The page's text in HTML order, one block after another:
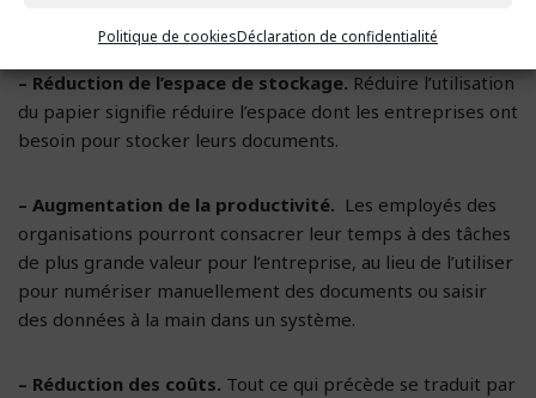
Politique de cookiesDéclaration de confidentialité
– Réduction de l’espace de stockage. Réduire l’utilisation
du papier signifie réduire l’espace dont les entreprises ont
besoin pour stocker leurs documents.
– Augmentation de la productivité. Les employés des
organisations pourront consacrer leur temps à des tâches
de plus grande valeur pour l’entreprise, au lieu de l’utiliser
pour numériser manuellement des documents ou saisir
des données à la main dans un système.
– Réduction des coûts. Tout ce qui précède se traduit par